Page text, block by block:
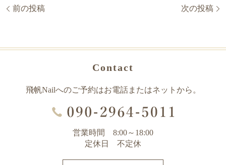
前の投稿 次の投稿
Contact
飛帆Nailへのご予約はお電話またはネットから。
営業時間 8:00～18:00
定休日 不定休